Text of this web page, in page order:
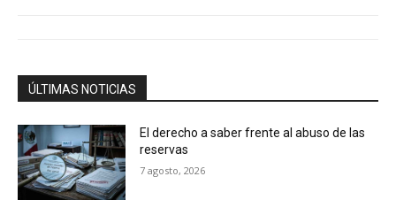
ÚLTIMAS NOTICIAS
El derecho a saber frente al abuso de las
reservas
7 agosto, 2026